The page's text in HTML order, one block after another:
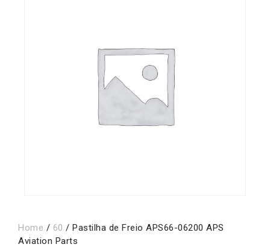
Home / 60 / Pastilha de Freio APS66-06200 APS
Aviation Parts